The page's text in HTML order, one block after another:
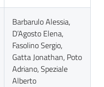
Barbarulo Alessia,
D’Agosto Elena,
Fasolino Sergio,
Gatta Jonathan, Poto
Adriano, Speziale
Alberto